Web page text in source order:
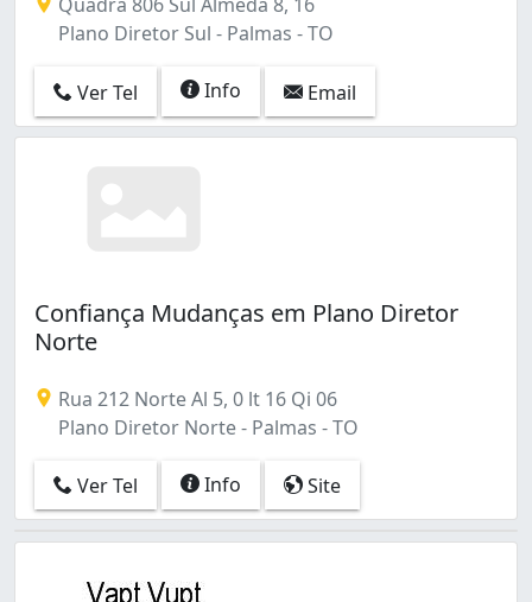
Quadra 806 Sul Almeda 8, 16
Plano Diretor Sul - Palmas - TO
Ver Tel Info Email
Confiança Mudanças em Plano Diretor
Norte
Rua 212 Norte Al 5, 0 lt 16 Qi 06
Plano Diretor Norte - Palmas - TO
Ver Tel Info Site